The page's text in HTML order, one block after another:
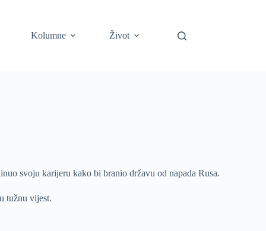
Kolumne Život
svoju karijeru kako bi branio državu od napada Rusa.
tužnu vijest.